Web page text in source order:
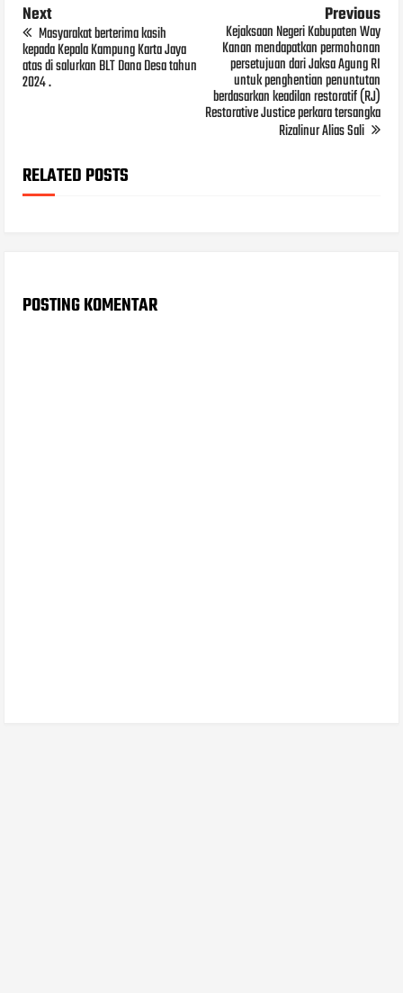
Next
Masyarakat berterima kasih
kepada Kepala Kampung Karta Jaya
atas di salurkan BLT Dana Desa tahun
2024 .
Previous
Kejaksaan Negeri Kabupaten Way
Kanan mendapatkan permohonan
persetujuan dari Jaksa Agung RI
untuk penghentian penuntutan
berdasarkan keadilan restoratif (RJ)
Restorative Justice perkara tersangka
Rizalinur Alias Sali
RELATED POSTS
POSTING KOMENTAR